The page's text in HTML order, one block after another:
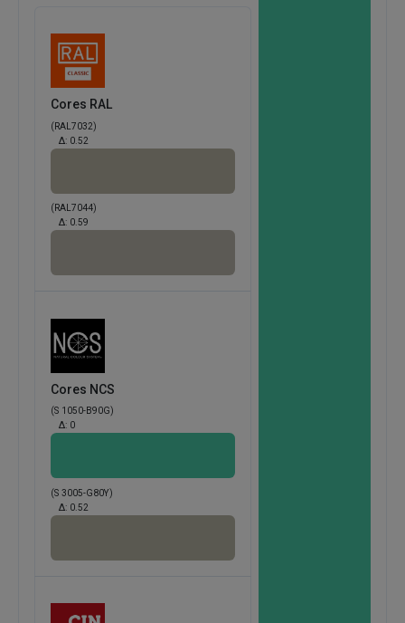
Cores RAL
(RAL7032)
Δ: 0.52
(RAL7044)
Δ: 0.59
Cores NCS
(S 1050-B90G)
Δ: 0
(S 3005-G80Y)
Δ: 0.52